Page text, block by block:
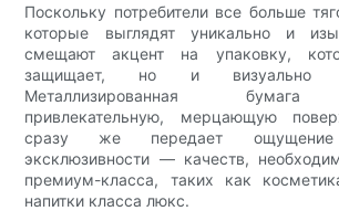
Поскольку потребители все больше
которые выглядят уникально и
смещают акцент на упаковку,
защищает, но и визуально
Металлизированная бумага
привлекательную, мерцающую
сразу же передает
эксклюзивности — качеств,
премиум-класса, таких как
напитки класса люкс.